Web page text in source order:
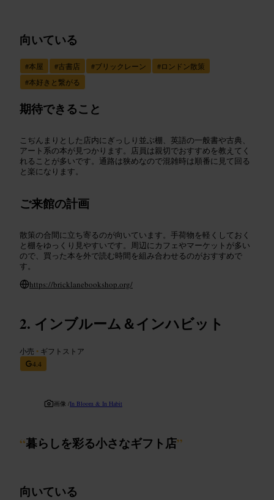
向いている
#本屋 #古書店 #ブリックレーン #ロンドン散策
#本好きと繋がる
期待できること
こぢんまりとした店内にぎっしり並ぶ棚、英語の一般書や古典、
アート系の本が見つかります。店員は親切でおすすめを教えてく
れることが多いです。通路は狭めなので混雑時は順番に見て回る
と楽になります。
ご来館の計画
散策の合間に立ち寄るのが向いています。手荷物を軽くしておく
と棚をゆっくり見やすいです。周辺にカフェやマーケットが多い
ので、買った本を外で読む時間を組み合わせるのがおすすめで
す。
https://bricklanebookshop.org/
インブルーム＆インハビット
小売 • ギフトストア
4.4
画像 /In Bloom & In Habit
“暮らしを彩る小さなギフト店”
向いている